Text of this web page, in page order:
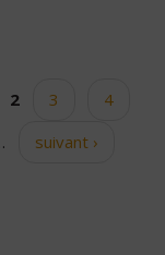
2 3
4
suivant ›